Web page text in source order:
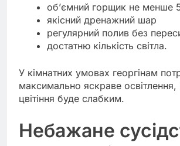
об’ємний горщик не менше
якісний дренажний шар
регулярний полив без
достатню кількість світла.
У кімнатних умовах георгінам
максимально яскраве освітлення,
цвітіння буде слабким.
Небажане